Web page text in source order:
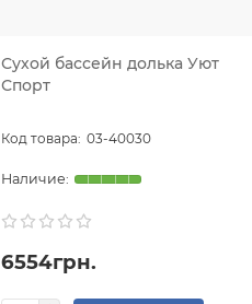
Сухой бассейн долька Уют
Спорт
03-40030
6554грн.